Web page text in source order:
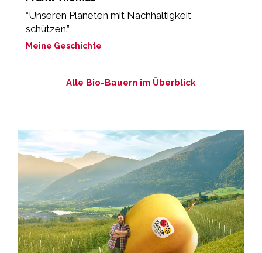
“Unseren Planeten mit Nachhaltigkeit
schützen.”
Meine Geschichte
Alle Bio-Bauern im Überblick